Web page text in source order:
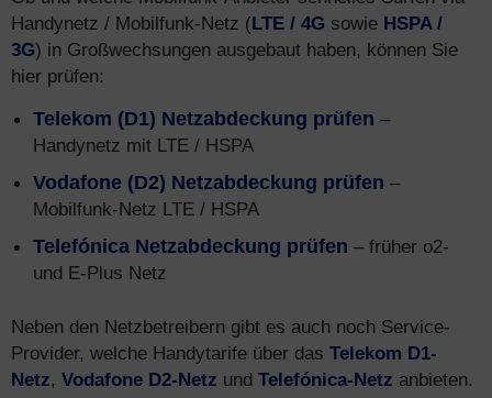
Handynetz / Mobilfunk-Netz (LTE / 4G sowie HSPA /
3G) in Großwechsungen ausgebaut haben, können Sie
hier prüfen:
Telekom (D1) Netzabdeckung prüfen –
Handynetz mit LTE / HSPA
Vodafone (D2) Netzabdeckung prüfen –
Mobilfunk-Netz LTE / HSPA
Telefónica Netzabdeckung prüfen – früher o2-
und E-Plus Netz
Neben den Netzbetreibern gibt es auch noch Service-
Provider, welche Handytarife über das Telekom D1-
Netz, Vodafone D2-Netz und Telefónica-Netz anbieten.